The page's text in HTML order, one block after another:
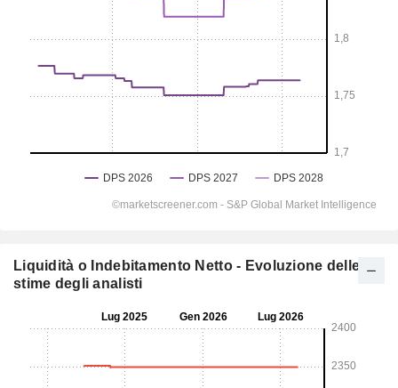
Liquidità o Indebitamento Netto - Evoluzione delle
stime degli analisti